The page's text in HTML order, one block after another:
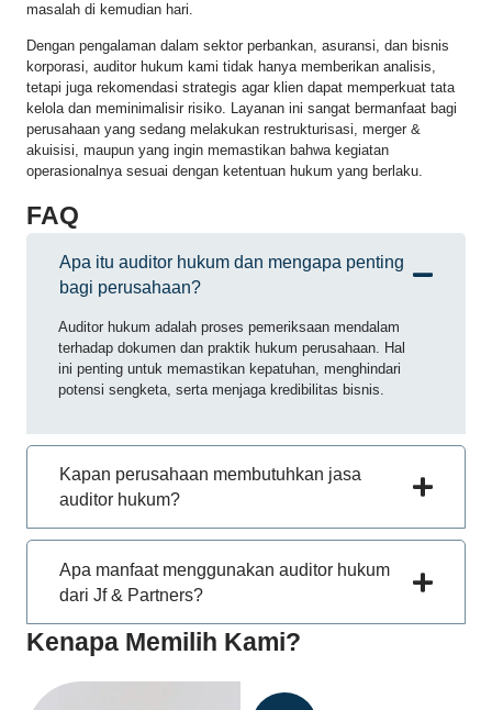
masalah di kemudian hari.
Dengan pengalaman dalam sektor perbankan, asuransi, dan bisnis
korporasi, auditor hukum kami tidak hanya memberikan analisis,
tetapi juga rekomendasi strategis agar klien dapat memperkuat tata
kelola dan meminimalisir risiko. Layanan ini sangat bermanfaat bagi
perusahaan yang sedang melakukan restrukturisasi, merger &
akuisisi, maupun yang ingin memastikan bahwa kegiatan
operasionalnya sesuai dengan ketentuan hukum yang berlaku.
FAQ
Apa itu auditor hukum dan mengapa penting
bagi perusahaan?
Auditor hukum adalah proses pemeriksaan mendalam
terhadap dokumen dan praktik hukum perusahaan. Hal
ini penting untuk memastikan kepatuhan, menghindari
potensi sengketa, serta menjaga kredibilitas bisnis.
Kapan perusahaan membutuhkan jasa
auditor hukum?
Apa manfaat menggunakan auditor hukum
dari Jf & Partners?
Kenapa Memilih Kami?